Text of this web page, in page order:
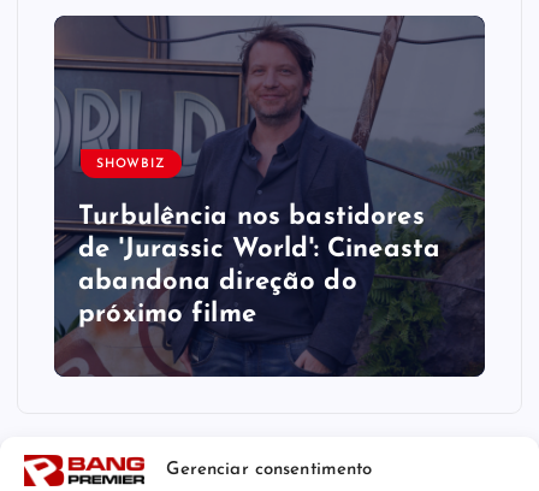
Gerenciar consentimento
SHOWBIZ
Turbulência nos bastidores
de 'Jurassic World': Cineasta
abandona direção do
próximo filme